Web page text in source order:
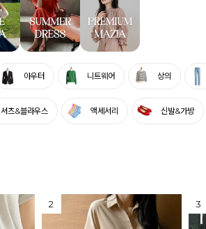
아우터 니트웨어 상의
셔츠&블라우스 액세서리 신발&가방